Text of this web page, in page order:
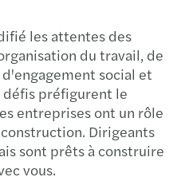
les attentes des
du travail, de
social et
défis préfigurent le
entreprises ont un rôle
Dirigeants
sont prêts à construire
vous.